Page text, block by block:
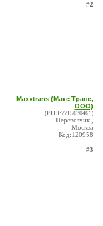
#2
Maxxtrans (Макс Транс,
ООО)
(ИНН:7715670461)
Перевозчик ,
Москва
Код:120958
#3